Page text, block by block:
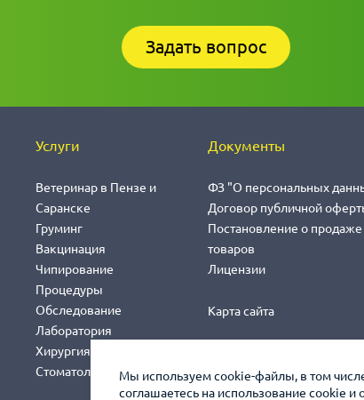
Мы используем cookie-файлы, в том
соглашаетесь на использование cookie
Задать вопрос
Услуги
Ветеринар в Пензе и
Саранске
Груминг
Вакцинация
Чипирование
Процедуры
Обследование
Лаборатория
Хирургия
Стоматология
Документы
ФЗ "О персональных
Договор публичной
Постановление о продаже
товаров
Лицензии
Карта сайта